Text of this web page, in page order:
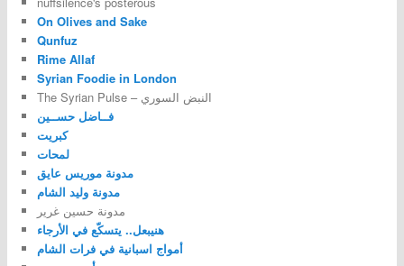
On Olives and Sake
Qunfuz
Rime Allaf
Syrian Foodie in London
The Syrian Pulse – النبض السوري
فــاضل حســين
كبريت
لمحات
مدونة موريس عايق
مدونة وليد الشام
مدونة حسين غرير
هنيبعل.. يتسكّع في الأرجاء
أمواج اسبانية في فرات الشام